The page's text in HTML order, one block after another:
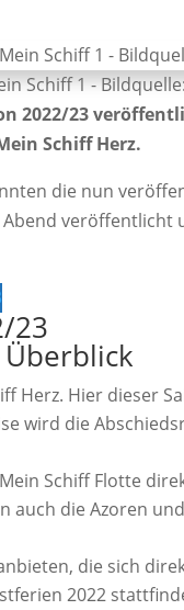
Schiff 1 -
2022/23
Schiff Herz.
die nun
veröffentlicht
23
Herz. Hier dieser
wird die
Schiff Flotte
die Azoren
die sich
2022